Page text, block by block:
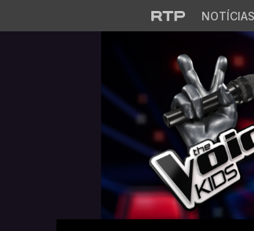
Saltar para o conteúdo principal
NOTÍCIAS